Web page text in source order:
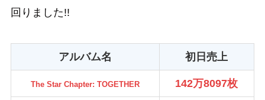
回りました!!
アルバム名 初日売上
The Star Chapter: TOGETHER 142万8097枚